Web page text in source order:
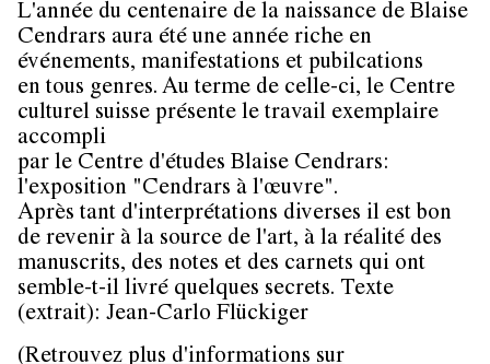
About
FR/EN
L'année du centenaire de la naissance de Blaise
Cendrars aura été une année riche en
événements, manifestations et pubilcations
en tous genres. Au terme de celle-ci, le Centre
culturel suisse présente le travail exemplaire
accompli
par le Centre d'études Blaise Cendrars:
l'exposition "Cendrars à l'œuvre".
Après tant d'interprétations diverses il est bon
de revenir à la source de l'art, à la réalité des
manuscrits, des notes et des carnets qui ont
semble-t-il livré quelques secrets. Texte
(extrait): Jean-Carlo Flückiger
(Retrouvez plus d'informations sur